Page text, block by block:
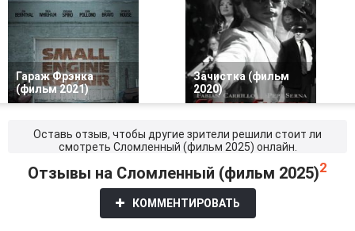
Гараж Фрэнка
(фильм 2021)
Зачистка (фильм
2020)
Оставь отзыв, чтобы другие зрители решили стоит ли
смотреть Сломленный (фильм 2025) онлайн.
Отзывы на Сломленный (фильм 2025)2
КОММЕНТИРОВАТЬ